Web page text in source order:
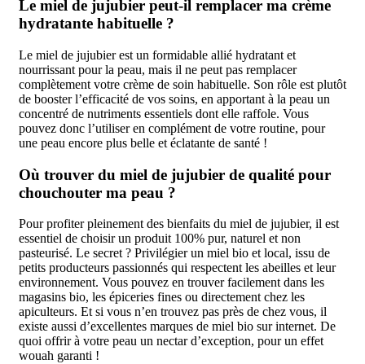
Le miel de jujubier peut-il remplacer ma crème
hydratante habituelle ?
Le miel de jujubier est un formidable allié hydratant et
nourrissant pour la peau, mais il ne peut pas remplacer
complètement votre crème de soin habituelle. Son rôle est plutôt
de booster l’efficacité de vos soins, en apportant à la peau un
concentré de nutriments essentiels dont elle raffole. Vous
pouvez donc l’utiliser en complément de votre routine, pour
une peau encore plus belle et éclatante de santé !
Où trouver du miel de jujubier de qualité pour
chouchouter ma peau ?
Pour profiter pleinement des bienfaits du miel de jujubier, il est
essentiel de choisir un produit 100% pur, naturel et non
pasteurisé. Le secret ? Privilégier un miel bio et local, issu de
petits producteurs passionnés qui respectent les abeilles et leur
environnement. Vous pouvez en trouver facilement dans les
magasins bio, les épiceries fines ou directement chez les
apiculteurs. Et si vous n’en trouvez pas près de chez vous, il
existe aussi d’excellentes marques de miel bio sur internet. De
quoi offrir à votre peau un nectar d’exception, pour un effet
wouah garanti !